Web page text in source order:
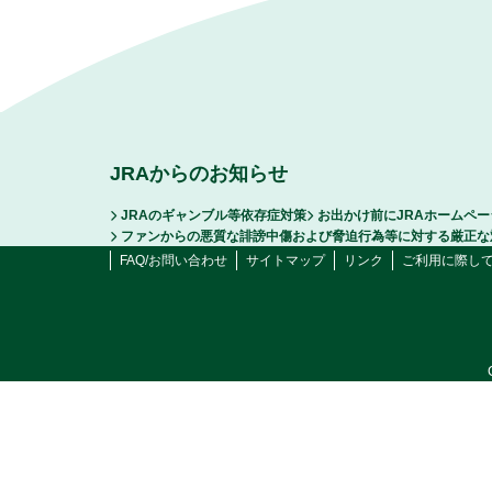
JRAからのお知らせ
JRAのギャンブル等依存症対策
お出かけ前にJRAホームペ
ファンからの悪質な誹謗中傷および脅迫行為等に対する厳正
FAQ/お問い合わせ
サイトマップ リンク ご利用に際し